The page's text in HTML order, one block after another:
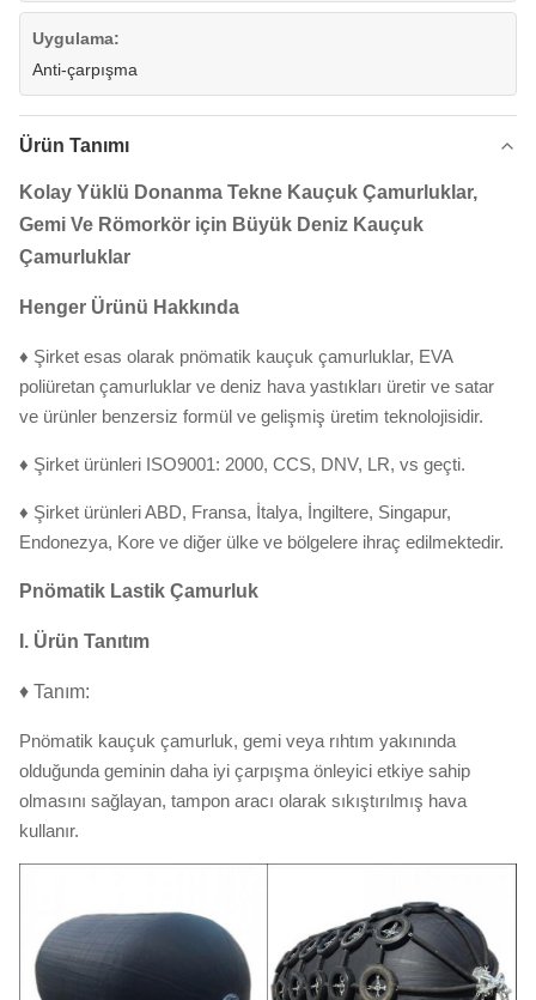
Uygulama:
Anti-çarpışma
Ürün Tanımı
Kolay Yüklü Donanma Tekne Kauçuk Çamurluklar,
Gemi Ve Römorkör için Büyük Deniz Kauçuk
Çamurluklar
Henger Ürünü Hakkında
♦ Şirket esas olarak pnömatik kauçuk çamurluklar, EVA
poliüretan çamurluklar ve deniz hava yastıkları üretir ve satar
ve ürünler benzersiz formül ve gelişmiş üretim teknolojisidir.
♦ Şirket ürünleri ISO9001: 2000, CCS, DNV, LR, vs geçti.
♦ Şirket ürünleri ABD, Fransa, İtalya, İngiltere, Singapur,
Endonezya, Kore ve diğer ülke ve bölgelere ihraç edilmektedir.
Pnömatik Lastik Çamurluk
I. Ürün Tanıtım
♦ Tanım:
Pnömatik kauçuk çamurluk, gemi veya rıhtım yakınında
olduğunda geminin daha iyi çarpışma önleyici etkiye sahip
olmasını sağlayan, tampon aracı olarak sıkıştırılmış hava
kullanır.